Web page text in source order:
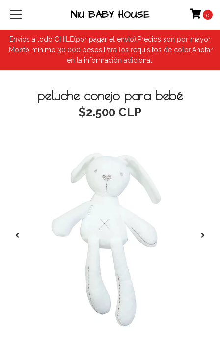
Envios a todo CHILE(por pagar el envio).Precios son por mayor
.Monto minimo 30.000 pesos.Para los requisitos de color,Anotar
en la información adicional.
NIU BABY HOUSE 0
peluche conejo para bebé
$2.500 CLP